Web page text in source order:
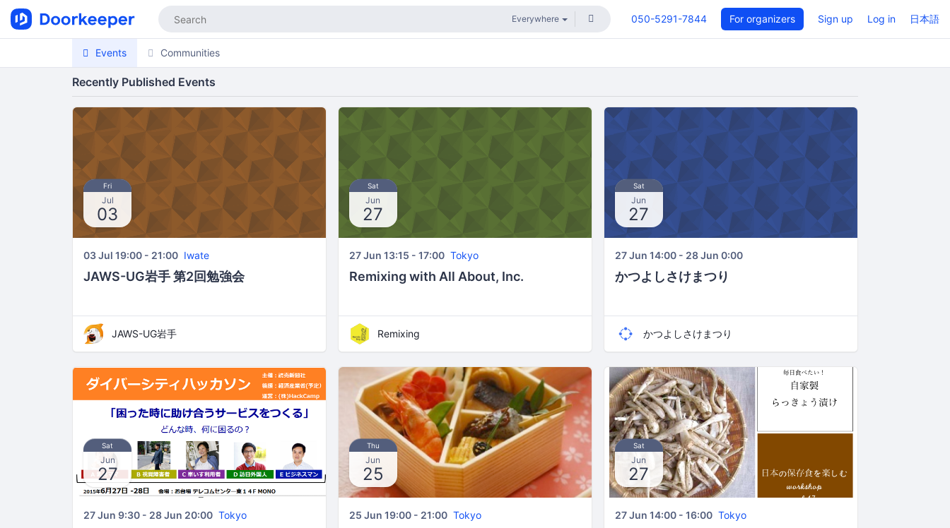
050-5291-7844 For organizers Sign up Log in 日本語
Events Communities
Recently Published Events
Fri
Jul
03
03 Jul 19:00 - 21:00 Iwate
JAWS-UG岩手 第2回勉強会
JAWS-UG岩手
Sat
Jun
27
27 Jun 13:15 - 17:00 Tokyo
Remixing with All About, Inc.
Remixing
Sat
Jun
27
27 Jun 14:00 - 28 Jun 0:00
かつよしさけまつり
かつよしさけまつり
Sat
Jun
27
27 Jun 9:30 - 28 Jun 20:00 Tokyo
Thu
Jun
25
25 Jun 19:00 - 21:00 Tokyo
Sat
Jun
27
27 Jun 14:00 - 16:00 Tokyo